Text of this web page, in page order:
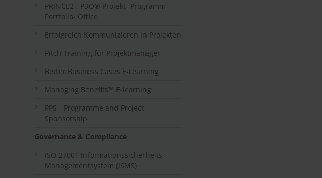
PRINCE2 - P3O® Projekt- Programm-
Portfolio- Office
Erfolgreich Kommunizieren in Projekten
Pitch Training für Projektmanager
Better Business Cases E-Learning
Managing Benefits™ E-learning
PPS - Programme and Project
Sponsorship
Governance & Compliance
ISO 27001 Informationssicherheits-
Managementsystem (ISMS)